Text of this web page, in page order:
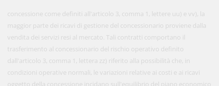
concessione come definiti all'articolo 3, comma 1, lettere uu) e vv), la
maggior parte dei ricavi di gestione del concessionario proviene dalla
vendita dei servizi resi al mercato. Tali contratti comportano il
trasferimento al concessionario del rischio operativo definito
dall'articolo 3, comma 1, lettera zz) riferito alla possibilità che, in
condizioni operative normali, le variazioni relative ai costi e ai ricavi
oggetto della concessione incidano sull'equilibrio del piano economico